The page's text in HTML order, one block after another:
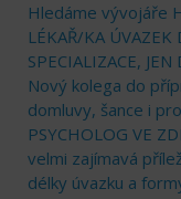
Hledáme vývojáře
LÉKAŘ/KA
SPECIALIZACE,
Nový kolega do
domluvy, šance i
PSYCHOLOG VE
velmi zajímavá
délky úvazku a